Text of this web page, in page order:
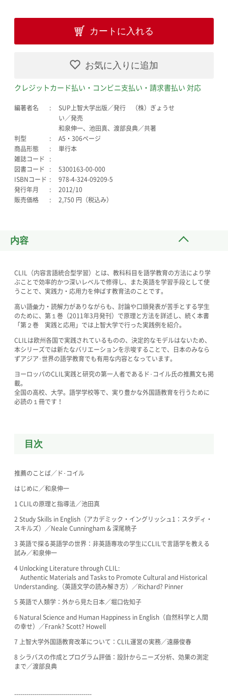
カートに入れる
お気に入りに追加
クレジットカード払い・コンビニ支払い・請求書払い 対応
編著者名
SUP上智大学出版／発行 （株）ぎょうせ
い／発売
和泉伸一、池田真、渡部良典／共著
判型
A5・306ページ
商品形態
単行本
雑誌コード
図書コード
5300163-00-000
ISBNコード
978-4-324-09209-5
発行年月
2012/10
販売価格
2,750 円（税込み）
内容
CLIL（内容言語統合型学習）とは、教科科目を語学教育の方法により学
ぶことで効率的かつ深いレベルで修得し、また英語を学習手段として使
うことで、実践力・応用力を伸ばす教育法のことです。
高い語彙力・読解力がありながらも、討論や口頭発表が苦手とする学生
のために、第１巻（2011年3月発刊）で原理と方法を詳述し、続く本書
「第２巻 実践と応用」では上智大学で行った実践例を紹介。
CLILは欧州各国で実践されているものの、決定的なモデルはないため、
本シリーズでは新たなバリエーションを示唆することで、日本のみなら
ずアジア･世界の語学教育でも有用な内容となっています。
ヨーロッパのCLIL実践と研究の第一人者であるド･コイル氏の推薦文も掲
載。
全国の高校、大学。語学学校等で、実り豊かな外国語教育を行うために
必読の１冊です！
目次
推薦のことば／ド･コイル
はじめに／和泉伸一
1 CLILの原理と指導法／池田真
2 Study Skills in English（アカデミック・イングリッシュ1：スタディ・
スキルズ）／Neale Cunningham & 深尾暁子
3 英語で探る英語学の世界：非英語専攻の学生にCLILで言語学を教える
試み／和泉伸一
4 Unlocking Literature through CLIL:
Authentic Materials and Tasks to Promote Cultural and Historical
Understanding.（英語文学の読み解き方）／Richard? Pinner
5 英語で人類学：外から見た日本／堀口佐知子
6 Natural Science and Human Happiness in English（自然科学と人間
の幸せ）／Frank? Scott? Howell
7 上智大学外国語教育改革について：CLIL運営の実務／遠藤俊春
8 シラバスの作成とプログラム評価：設計からニーズ分析、効果の測定
まで／渡部良典
--------------------------------------